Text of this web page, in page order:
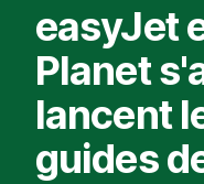
easyJet
Planet
lancent
guides